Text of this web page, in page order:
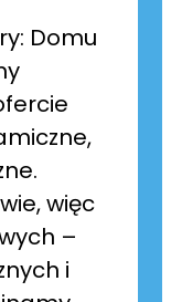
Domu
więc
–
i